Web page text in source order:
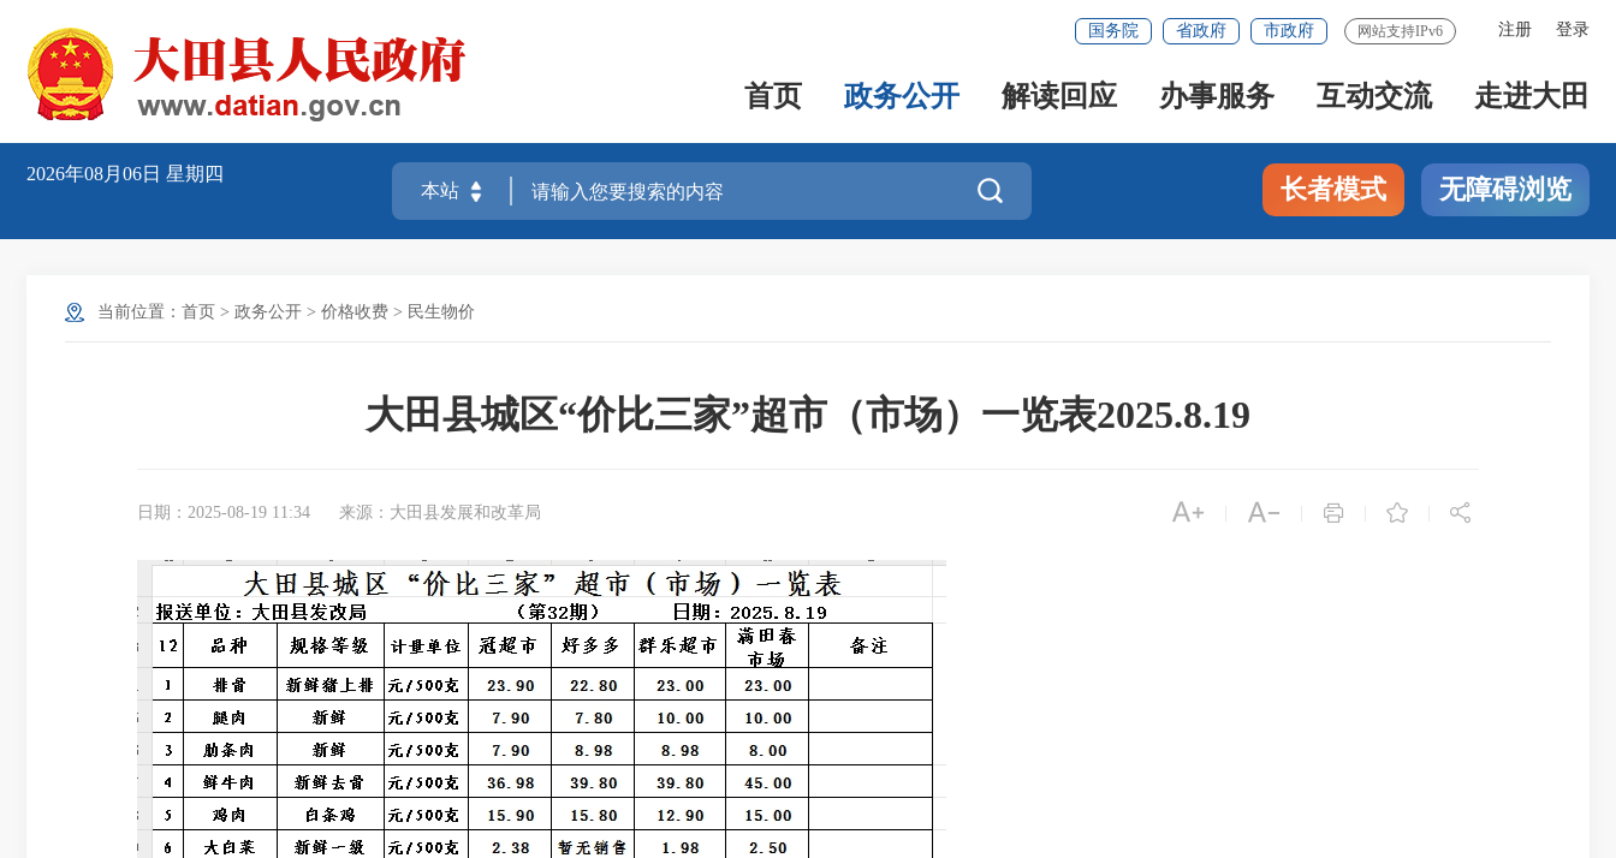
注册 登录
国务院 省政府 市政府 网站支持IPv6
首页 政务公开 解读回应 办事服务 互动交流 走进大田
2026年08月06日 星期四
 长者模式 无障碍浏览
当前位置： 首页 > 政务公开 > 价格收费 > 民生物价
大田县城区“价比三家”超市（市场）一览表2025.8.19
日期：2025-08-19 11:34 来源：大田县发展和改革局     